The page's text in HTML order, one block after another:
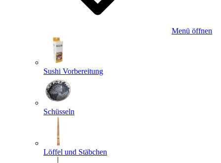
Menü öffnen
Sushi Vorbereitung
Schüsseln
Löffel und Stäbchen